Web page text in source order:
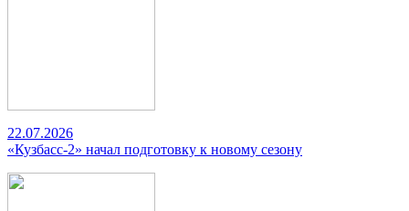
22.07.2026
«Кузбасс-2» начал подготовку к новому сезону